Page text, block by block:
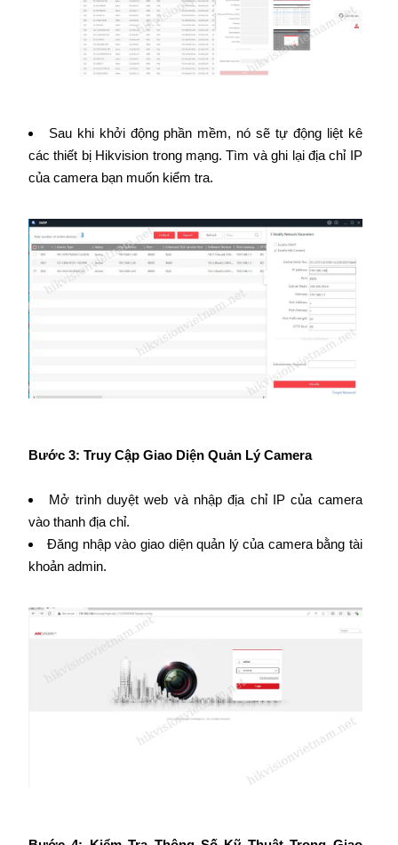
Sau khi khởi động phần mềm, nó sẽ tự động liệt kê
các thiết bị Hikvision trong mạng. Tìm và ghi lại địa chỉ IP
của camera bạn muốn kiểm tra.
Bước 3: Truy Cập Giao Diện Quản Lý Camera
Mở trình duyệt web và nhập địa chỉ IP của camera
vào thanh địa chỉ.
Đăng nhập vào giao diện quản lý của camera bằng tài
khoản admin.